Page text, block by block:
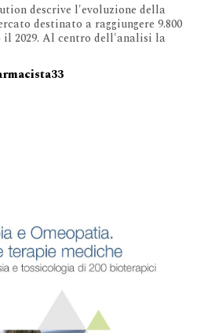
descrive l'evoluzione della
destinato a raggiungere 9.800
2029. Al centro dell'analisi la